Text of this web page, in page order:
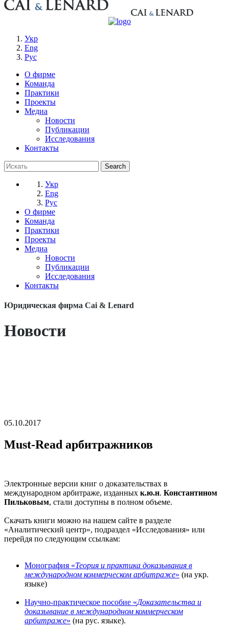
Укр
Eng
Рус
О фирме
Команда
Практики
Проекты
Медиа
Новости
Публикации
Исследования
Контакты
Укр
Eng
Рус
О фирме
Команда
Практики
Проекты
Медиа
Новости
Публикации
Исследования
Контакты
Юридическая фирма Cai & Lenard
Новости
05.10.2017
Must-Read арбитражников
Электронные версии книг о доказательствах в
международном арбитраже, изданных к.ю.н. Константином
Пильковым, стали доступны в полном объеме.
Скачать книги можно на нашем сайте в разделе
«Аналитический центр», подраздел «Исследования» или
перейдя по следующим ссылкам:
Монография «Теория и практика доказывания в
международном коммерческом арбитраже» (на укр.
языке)
Научно-практическое пособие «Доказательства и
доказывание в международном коммерческом
арбитраже» (на рус. языке).